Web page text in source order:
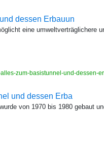
dessen Erbauun
eine umweltverträglichere
zum-basistunnel-und-dessen-
und dessen Erba
von 1970 bis 1980 gebaut